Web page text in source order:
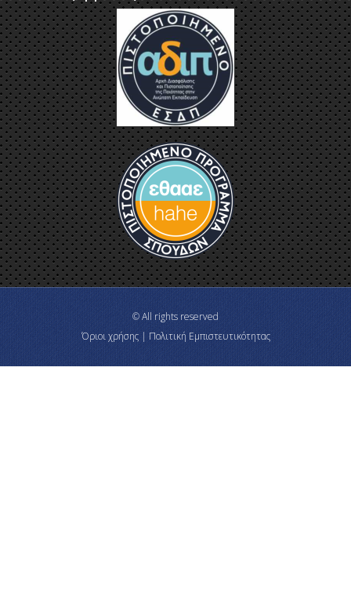
© All rights reserved
Όριοι χρήσης | Πολιτική Εμπιστευτικότητας